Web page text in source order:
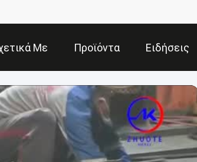
Με
Εμάς
Προϊόντα Ειδήσεις